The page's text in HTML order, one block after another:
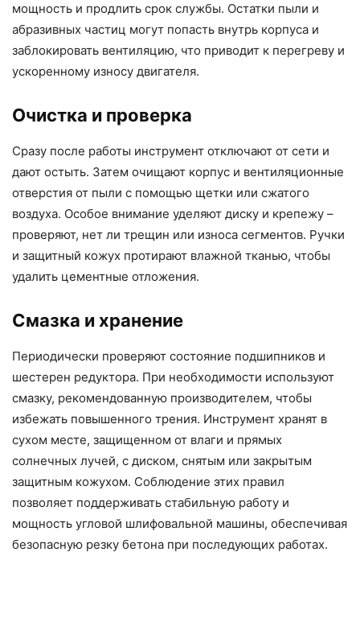
мощность и продлить срок службы. Остатки пыли и
абразивных частиц могут попасть внутрь корпуса и
заблокировать вентиляцию, что приводит к перегреву и
ускоренному износу двигателя.
Очистка и проверка
Сразу после работы инструмент отключают от сети и
дают остыть. Затем очищают корпус и вентиляционные
отверстия от пыли с помощью щетки или сжатого
воздуха. Особое внимание уделяют диску и крепежу –
проверяют, нет ли трещин или износа сегментов. Ручки
и защитный кожух протирают влажной тканью, чтобы
удалить цементные отложения.
Смазка и хранение
Периодически проверяют состояние подшипников и
шестерен редуктора. При необходимости используют
смазку, рекомендованную производителем, чтобы
избежать повышенного трения. Инструмент хранят в
сухом месте, защищенном от влаги и прямых
солнечных лучей, с диском, снятым или закрытым
защитным кожухом. Соблюдение этих правил
позволяет поддерживать стабильную работу и
мощность угловой шлифовальной машины, обеспечивая
безопасную резку бетона при последующих работах.